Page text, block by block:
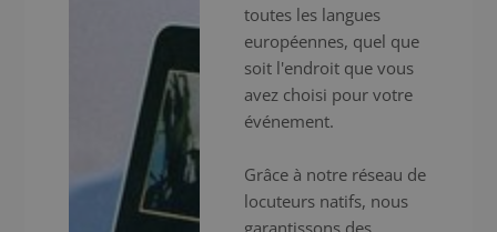
toutes les langues
européennes, quel que
soit l'endroit que vous
avez choisi pour votre
événement.
Grâce à notre réseau de
locuteurs natifs, nous
garantissons des